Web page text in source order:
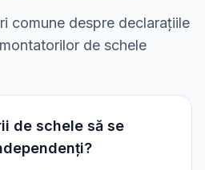
comune despre declarațiile
de schele
de schele să se